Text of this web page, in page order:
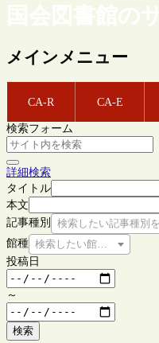
国会図書館の
メインメニュー
CA-R CA-E
検索フォーム
詳細検索
タイトル
本文
記事種別
検索したい記事種別
館種 検索したい館種を選択して
投稿日
～
検索